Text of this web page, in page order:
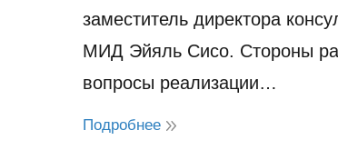
заместитель директора
МИД Эйяль Сисо. Стороны
вопросы реализации…
Подробнее